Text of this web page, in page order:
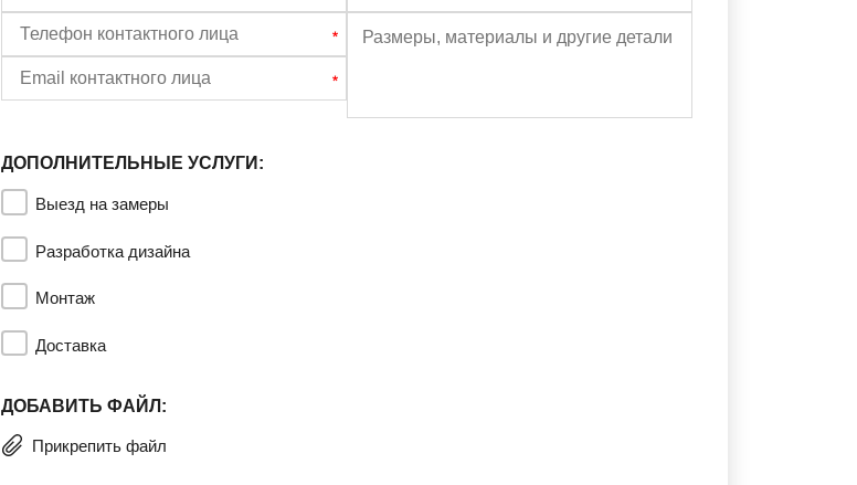
ДОПОЛНИТЕЛЬНЫЕ УСЛУГИ:
Выезд на замеры
Разработка дизайна
Монтаж
Доставка
ДОБАВИТЬ ФАЙЛ:
Прикрепить файл